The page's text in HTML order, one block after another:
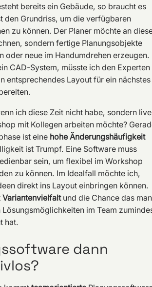
bereits ein Gebäude, so braucht es
den Grundriss, um die verfügbaren
zu können. Der Planer möchte an
sondern fertige Planungsobjekte
oder neue im Handumdrehen erzeugen.
CAD-System, müsste ich den Experten
entsprechendes Layout für ein nächstes
ich diese Zeit nicht habe, sondern live
mit Kollegen arbeiten möchte?
ist eine hohe Änderungshäufigkeit
ist Trumpf. Eine Software muss
sein, um flexibel im Workshop
zu können. Im Idealfall möchte ich,
direkt ins Layout einbringen können.
Variantenvielfaltund die Chance das man
im Team
hat.
dann